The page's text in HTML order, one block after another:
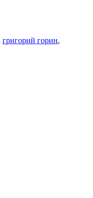
григорий горин,